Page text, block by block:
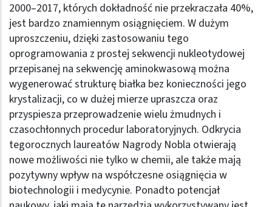
2000–2017, których dokładność nie przekraczała 40%,
jest bardzo znamiennym osiągnięciem. W dużym
uproszczeniu, dzięki zastosowaniu tego
oprogramowania z prostej sekwencji nukleotydowej
przepisanej na sekwencję aminokwasową można
wygenerować strukturę białka bez konieczności jego
krystalizacji, co w dużej mierze upraszcza oraz
przyspiesza przeprowadzenie wielu żmudnych i
czasochłonnych procedur laboratoryjnych. Odkrycia
tegorocznych laureatów Nagrody Nobla otwierają
nowe możliwości nie tylko w chemii, ale także mają
pozytywny wpływ na współczesne osiągnięcia w
biotechnologii i medycynie. Ponadto potencjał